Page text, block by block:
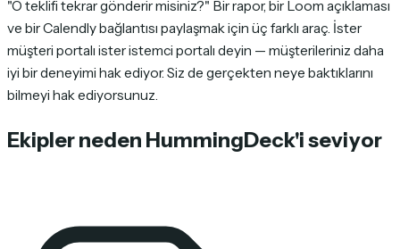
"O teklifi tekrar gönderir misiniz?" Bir rapor, bir Loom açıklaması
ve bir Calendly bağlantısı paylaşmak için üç farklı araç. İster
müşteri portalı ister istemci portalı deyin — müşterileriniz daha
iyi bir deneyimi hak ediyor. Siz de gerçekten neye baktıklarını
bilmeyi hak ediyorsunuz.
Ekipler neden HummingDeck'i seviyor